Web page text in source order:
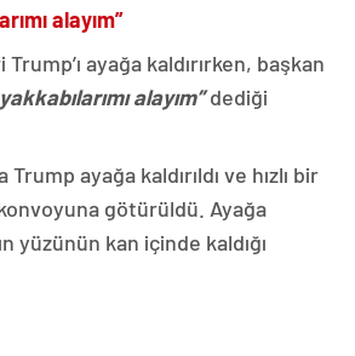
alayım”
ayağa kaldırırken, başkan
alayım”dediği
ayağa kaldırıldı ve hızlı bir
götürüldü. Ayağa
yüzünün kan içinde kaldığı